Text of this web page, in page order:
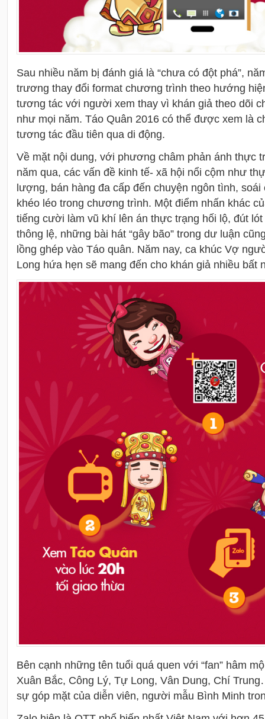
Sau nhiều năm bị đánh giá là “chưa có đột phá”,
trương thay đổi format chương trình theo hướng
tương tác với người xem thay vì khán giả theo dõi
như mọi năm. Táo Quân 2016 có thể được xem là
tương tác đầu tiên qua di động.
Về mặt nội dung, với phương châm phản ánh thực
năm qua, các vấn đề kinh tế- xã hội nổi cộm như
lượng, bán hàng đa cấp đến chuyện ngôn tình,
khéo léo trong chương trình. Một điểm nhấn khác
tiếng cười làm vũ khí lên án thực trạng hối lộ, đút
thông lệ, những bài hát “gây bão” trong dư luận
lồng ghép vào Táo quân. Năm nay, ca khúc Vợ
Long hứa hẹn sẽ mang đến cho khán giả nhiều bất
Bên cạnh những tên tuổi quá quen với “fan” hâm
Xuân Bắc, Công Lý, Tự Long, Vân Dung, Chí
sự góp mặt của diễn viên, người mẫu Bình Minh